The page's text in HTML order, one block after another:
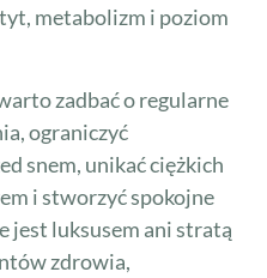
metabolizm i poziom
zadbać o regularne
ograniczyć
snem, unikać ciężkich
i stworzyć spokojne
jest luksusem ani stratą
zdrowia,